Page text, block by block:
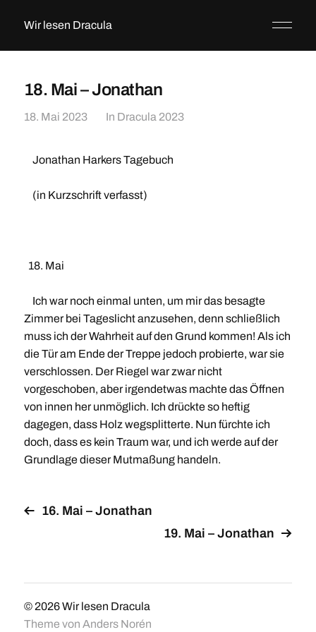
Wir lesen Dracula
18. Mai – Jonathan
18. Mai 2023 In Dracula 2023
Jonathan Harkers Tagebuch
(in Kurzschrift verfasst)
18. Mai
Ich war noch einmal unten, um mir das besagte
Zimmer bei Tageslicht anzusehen, denn schließlich
muss ich der Wahrheit auf den Grund kommen! Als ich
die Tür am Ende der Treppe jedoch probierte, war sie
verschlossen. Der Riegel war zwar nicht
vorgeschoben, aber irgendetwas machte das Öffnen
von innen her unmöglich. Ich drückte so heftig
dagegen, dass Holz wegsplitterte. Nun fürchte ich
doch, dass es kein Traum war, und ich werde auf der
Grundlage dieser Mutmaßung handeln.
16. Mai – Jonathan
19. Mai – Jonathan
© 2026Wir lesen Dracula
Theme von Anders Norén